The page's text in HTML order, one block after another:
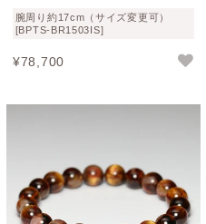
腕周り約17cm（サイズ変更可）
[BPTS-BR1503IS]
¥78,700